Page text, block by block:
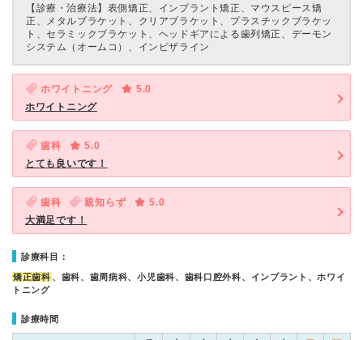
【診療・治療法】 表側矯正、インプラント矯正、マウスピース矯
正、メタルブラケット、クリアブラケット、プラスチックブラケッ
ト、セラミックブラケット、ヘッドギアによる歯列矯正、デーモン
システム（オームコ）、インビザライン
ホワイトニング
5.0
ホワイトニング
歯科
5.0
とても良いです！
歯科 親知らず
5.0
大満足です！
診療科目：
矯正歯科 、歯科、歯周病科、小児歯科、歯科口腔外科、インプラント、ホワイ
トニング
診療時間